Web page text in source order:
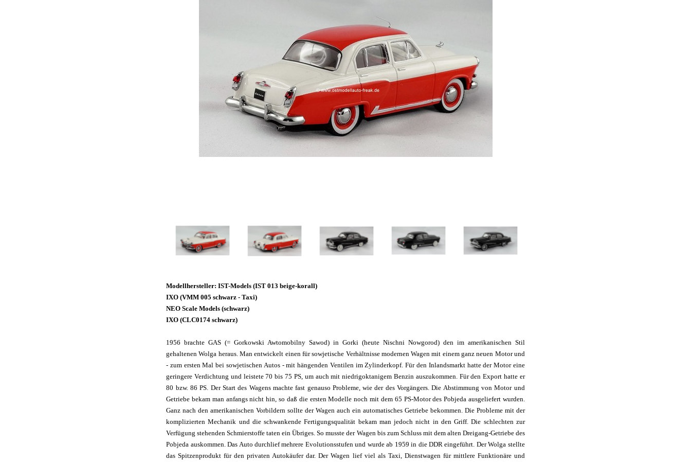
Modellhersteller: IST-Models (IST 013 beige-korall)
IXO (VMM 005 schwarz - Taxi)
NEO Scale Models (schwarz)
IXO (CLC0174 schwarz)
1956 brachte GAS (= Gorkowski Awtomobilny Sawod) in Gorki (heute Nischni Nowgorod) den im amerikanischen Stil
gehaltenen Wolga heraus. Man entwickelt einen für sowjetische Verhältnisse modernen Wagen mit einem ganz neuen Motor und
- zum ersten Mal bei sowjetischen Autos - mit hängenden Ventilen im Zylinderkopf. Für den Inlandsmarkt hatte der Motor eine
geringere Verdichtung und leistete 70 bis 75 PS, um auch mit niedrigoktanigem Benzin auszukommen. Für den Export hatte er
80 bzw. 86 PS. Der Start des Wagens machte fast genauso Probleme, wie der des Vorgängers. Die Abstimmung von Motor und
Getriebe bekam man anfangs nicht hin, so daß die ersten Modelle noch mit dem 65 PS-Motor des Pobjeda ausgeliefert wurden.
Ganz nach den amerikanischen Vorbildern sollte der Wagen auch ein automatisches Getriebe bekommen. Die Probleme mit der
komplizierten Mechanik und die schwankende Fertigungsqualität bekam man jedoch nicht in den Griff. Die schlechten zur
Verfügung stehenden Schmierstoffe taten ein Übriges. So musste der Wagen bis zum Schluss mit dem alten Dreigang-Getriebe des
Pobjeda auskommen. Das Auto durchlief mehrere Evolutionsstufen und wurde ab 1959 in die DDR eingeführt. Der Wolga stellte
das Spitzenprodukt für den privaten Autokäufer dar. Der Wagen lief viel als Taxi, Dienstwagen für mittlere Funktionäre und